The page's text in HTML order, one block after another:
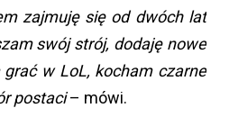
zajmuję się od dwóch lat
swój strój, dodaję nowe
w LoL, kocham czarne
postaci– mówi.